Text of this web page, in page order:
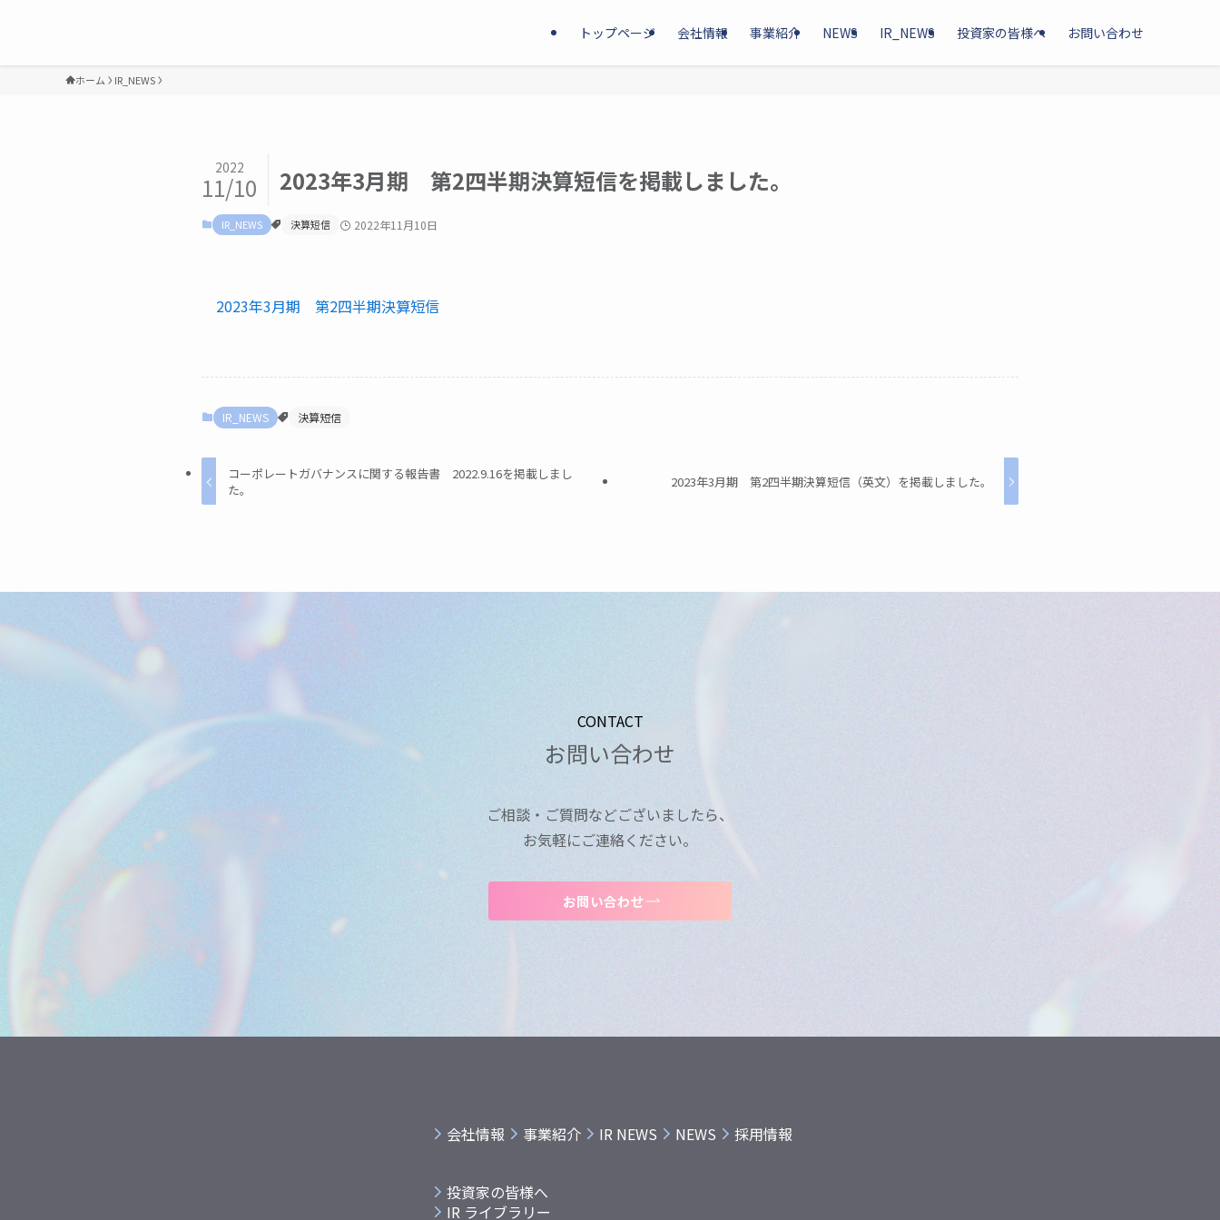
トップページ 会社情報 事業紹介 NEWS IR_NEWS 投資家の皆様へ お問い合わせ
ホーム IR_NEWS
2023年3月期 第2四半期決算短信を掲載しました。
2022
11/10
IR_NEWS 決算短信 2022年11月10日
2023年3月期 第2四半期決算短信
IR_NEWS 決算短信
コーポレートガバナンスに関する報告書 2022.9.16を掲載しまし
た。
2023年3月期 第2四半期決算短信（英文）を掲載しました。
CONTACT
お問い合わせ
ご相談・ご質問などございましたら、
お気軽にご連絡ください。
お問い合わせ
会社情報 事業紹介 IR NEWS NEWS 採用情報
投資家の皆様へ
IR ライブラリー